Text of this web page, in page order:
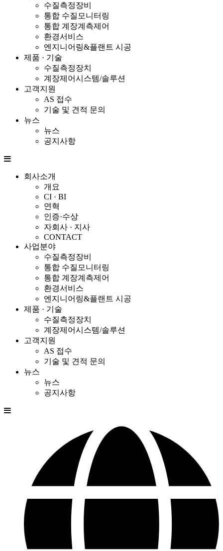
수질측정장비
통합 수질모니터링
통합 계장계측제어
환경서비스
엔지니어링&플랜트 시공
제품 · 기술
수질측정장치
계장제어시스템/솔루션
고객지원
AS 접수
기술 및 견적 문의
뉴스
뉴스
공지사항
회사소개
개요
CI · BI
연혁
인증·수상
자회사 · 지사
CONTACT
사업분야
수질측정장비
통합 수질모니터링
통합 계장계측제어
환경서비스
엔지니어링&플랜트 시공
제품 · 기술
수질측정장치
계장제어시스템/솔루션
고객지원
AS 접수
기술 및 견적 문의
뉴스
뉴스
공지사항